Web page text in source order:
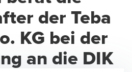
der Teba
KG bei der
an die DIK